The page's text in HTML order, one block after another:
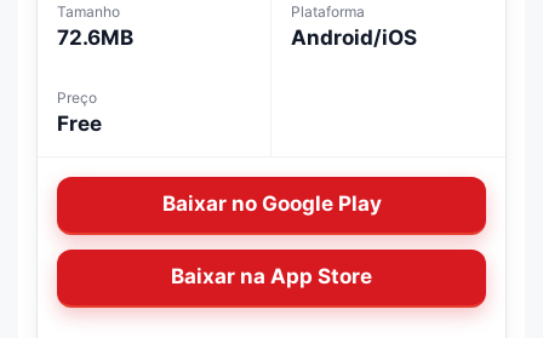
Tamanho
72.6MB
Plataforma
Android/iOS
Preço
Free
Baixar no Google Play
Baixar na App Store